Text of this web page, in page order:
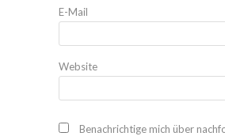
E-Mail
Website
Benachrichtige mich über